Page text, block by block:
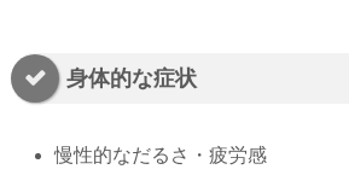
身体的な症状
慢性的なだるさ・疲労感